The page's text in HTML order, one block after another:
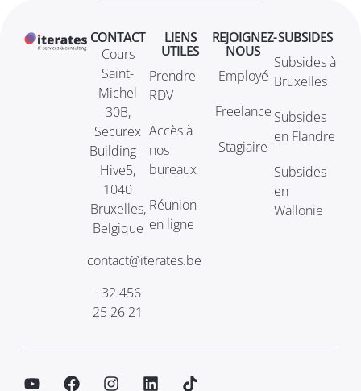
CONTACT
Cours
Saint-
Michel
30B,
Securex
Building –
Hive5,
1040
Bruxelles,
Belgique
contact@iterates.be
+32 456
25 26 21
LIENS
UTILES
Prendre
RDV
Accès à
nos
bureaux
Réunion
en ligne
REJOIGNEZ-
NOUS
Employé
Freelance
Stagiaire
SUBSIDES
Subsides à
Bruxelles
Subsides
en Flandre
Subsides
en
Wallonie